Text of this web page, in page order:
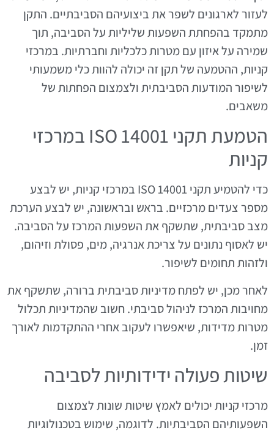
לעזור לארגונים לשפר את ביצועיהם הסביבתיים. התקן
מתמקד בהפחתת השפעות שליליות על הסביבה, תוך
שמירה על איזון עם מטרות כלכליות וחברתיות. במרכזי
קניות, ההטמעה של תקן זה יכולה להוות כלי משמעותי
לשיפור המודעות הסביבתית ולצמצום הפחתות של
משאבים.
הטמעת תקני ISO 14001 במרכזי
קניות
כדי להטמיע תקני ISO 14001 במרכזי קניות, יש לבצע
מספר צעדים מרכזיים. בראש ובראשונה, יש לבצע הערכת
מצב סביבתית, שתשקף את השפעות המרכז על הסביבה.
יש לאסוף נתונים על צריכת אנרגיה, מים, פסולת וזיהום,
ולזהות תחומים לשיפור.
לאחר מכן, יש לפתח מדיניות סביבתית ברורה, שתשקף את
מחויבות המרכז לניהול סביבתי. חשוב שהמדיניות תכלול
מטרות מדידות, שיאפשרו לעקוב אחרי ההתקדמות לאורך
זמן.
שיטות פעולה ידידותיות לסביבה
מרכזי קניות יכולים לאמץ שיטות שונות לצמצום
השפעותיהם הסביבתיות. לדוגמה, שימוש בטכנולוגיות